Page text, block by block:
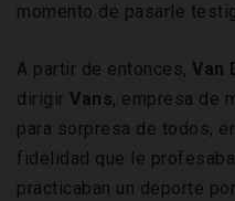
momento de pasarle
A partir de entonces, Van
dirigir Vans, empresa de
para sorpresa de todos,
fidelidad que le
practicaban un deporte